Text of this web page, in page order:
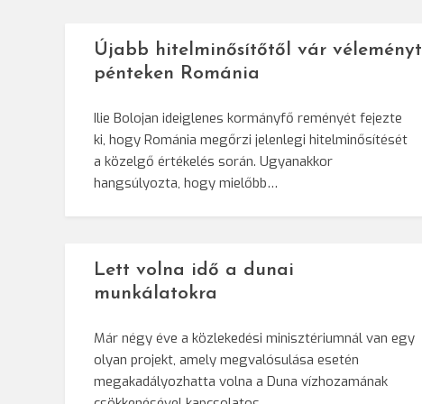
Újabb hitelminősítőtől vár véleményt
pénteken Románia
Ilie Bolojan ideiglenes kormányfő reményét fejezte
ki, hogy Románia megőrzi jelenlegi hitelminősítését
a közelgő értékelés során. Ugyanakkor
hangsúlyozta, hogy mielőbb…
Lett volna idő a dunai
munkálatokra
Már négy éve a közlekedési minisztériumnál van egy
olyan projekt, amely megvalósulása esetén
megakadályozhatta volna a Duna vízhozamának